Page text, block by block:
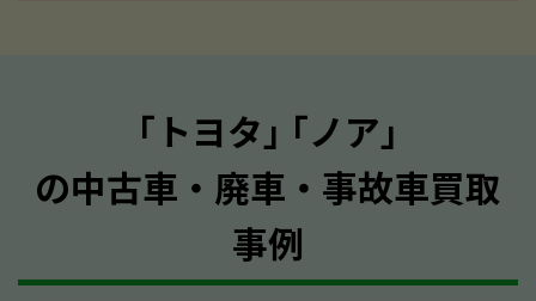
｢トヨタ｣ ｢ノア｣
の中古車・廃車・事故車買取
事例